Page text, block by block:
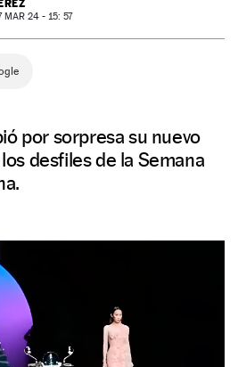
MAR 24 - 15: 57
por sorpresa su nuevo
desfiles de la Semana